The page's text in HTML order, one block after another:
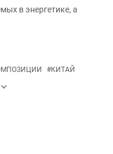
в энергетике, а
#КИТАЙ